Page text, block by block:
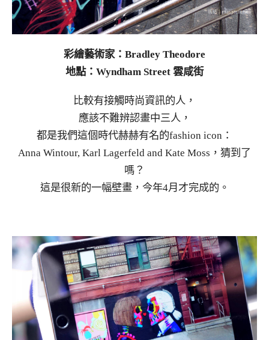
彩繪藝術家：Bradley Theodore
地點：Wyndham Street 雲咸街
比較有接觸時尚資訊的人，
應該不難辨認畫中三人，
都是我們這個時代赫赫有名的fashion icon：
Anna Wintour, Karl Lagerfeld and Kate Moss，猜到了
嗎？
這是很新的一幅壁畫，今年4月才完成的。